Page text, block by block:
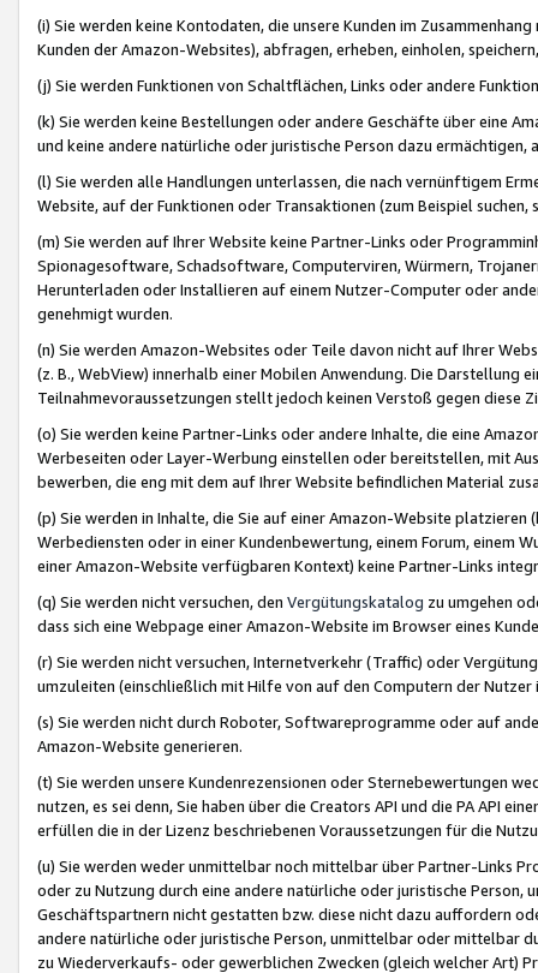
(i) Sie werden keine Kontodaten, die unsere Kunden im
Kunden der Amazon-Websites), abfragen, erheben, einholen,
(j) Sie werden Funktionen von Schaltflächen, Links oder andere
(k) Sie werden keine Bestellungen oder andere Geschäfte über eine
und keine andere natürliche oder juristische Person dazu
(l) Sie werden alle Handlungen unterlassen, die nach vernünftigem
Website, auf der Funktionen oder Transaktionen (zum Beispiel
(m) Sie werden auf Ihrer Website keine Partner-Links oder
Spionagesoftware, Schadsoftware, Computerviren, Würmern,
Herunterladen oder Installieren auf einem Nutzer-Computer oder
genehmigt wurden.
(n) Sie werden Amazon-Websites oder Teile davon nicht auf Ihrer
(z. B., WebView) innerhalb einer Mobilen Anwendung. Die Darstellung
Teilnahmevoraussetzungen stellt jedoch keinen Verstoß gegen diese
(o) Sie werden keine Partner-Links oder andere Inhalte, die eine
Werbeseiten oder Layer-Werbung einstellen oder bereitstellen, mit
bewerben, die eng mit dem auf Ihrer Website befindlichen Material
(p) Sie werden in Inhalte, die Sie auf einer Amazon-Website
Werbediensten oder in einer Kundenbewertung, einem Forum, einem
einer Amazon-Website verfügbaren Kontext) keine Partner-Links
(q) Sie werden nicht versuchen, den Vergütungskatalog zu umgehen
dass sich eine Webpage einer Amazon-Website im Browser eines
(r) Sie werden nicht versuchen, Internetverkehr (Traffic) oder
umzuleiten (einschließlich mit Hilfe von auf den Computern der
(s) Sie werden nicht durch Roboter, Softwareprogramme oder auf
Amazon-Website generieren.
(t) Sie werden unsere Kundenrezensionen oder Sternebewertungen
nutzen, es sei denn, Sie haben über die Creators API und die PA API
erfüllen die in der Lizenz beschriebenen Voraussetzungen für die
(u) Sie werden weder unmittelbar noch mittelbar über Partner-Links
oder zu Nutzung durch eine andere natürliche oder juristische
Geschäftspartnern nicht gestatten bzw. diese nicht dazu auffordern
andere natürliche oder juristische Person, unmittelbar oder mittelbar
zu Wiederverkaufs- oder gewerblichen Zwecken (gleich welcher Art)